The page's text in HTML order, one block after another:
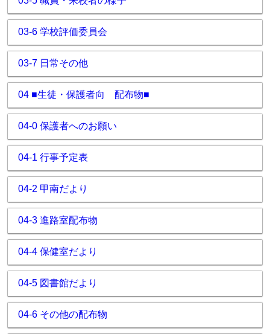
03-6 学校評価委員会
03-7 日常その他
04 ■生徒・保護者向 配布物■
04-0 保護者へのお願い
04-1 行事予定表
04-2 甲南だより
04-3 進路室配布物
04-4 保健室だより
04-5 図書館だより
04-6 その他の配布物